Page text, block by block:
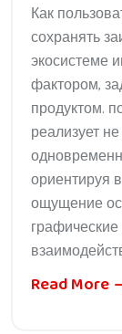
Как
сохранять
экосистеме
фактором,
продуктом.
реализует
ориентируя
ощущение
Read More